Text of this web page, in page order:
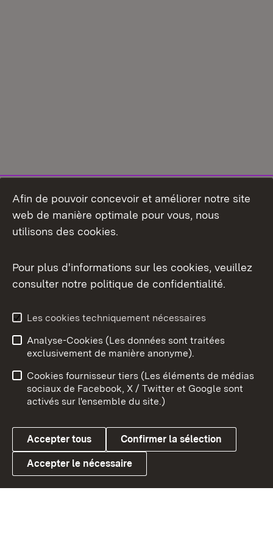
Aperçu des thèmes
Link zum Landesportal
Conseils d'utilisation
Confidentialité
Cookies
Afin de pouvoir concevoir et améliorer notre site
web de manière optimale pour vous, nous
utilisons des cookies.
Pour plus d'informations sur les cookies, veuillez
consulter notre politique de confidentialité.
Les cookies techniquement nécessaires
Analyse-Cookies (Les données sont traitées
exclusivement de manière anonyme).
Cookies fournisseur tiers (Les éléments de médias
sociaux de Facebook, X / Twitter et Google sont
activés sur l'ensemble du site.)
Accepter tous Confirmer la sélection
Accepter le nécessaire